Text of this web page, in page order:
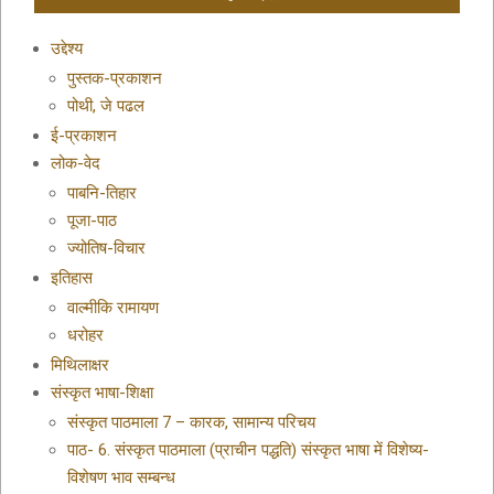
उद्देश्य
पुस्तक-प्रकाशन
पोथी, जे पढल
ई-प्रकाशन
लोक-वेद
पाबनि-तिहार
पूजा-पाठ
ज्योतिष-विचार
इतिहास
वाल्मीकि रामायण
धरोहर
मिथिलाक्षर
संस्कृत भाषा-शिक्षा
संस्कृत पाठमाला 7 – कारक, सामान्य परिचय
पाठ- 6. संस्कृत पाठमाला (प्राचीन पद्धति) संस्कृत भाषा में विशेष्य-
विशेषण भाव सम्बन्ध